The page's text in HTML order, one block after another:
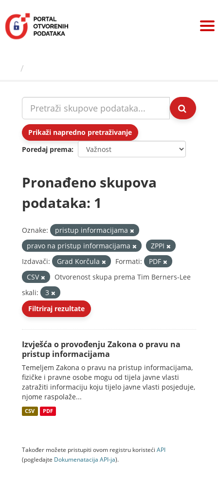
sadržaj
Prikaži napredno pretraživanje
Poredaj prema
Pronađeno skupova
podataka: 1
Oznake:
pristup informacijama
pravo na pristup informacijama
ZPPI
Izdavači:
Grad Korčula Formati:
PDF
CSV
Otvorenost skupa prema Tim Berners-Lee
skali:
3
Filtriraj rezultate
Izvješća o provođenju Zakona o pravu na
pristup informacijama
Temeljem Zakona o pravu na pristup informacijama,
fizičke i pravne osobe mogu od tijela javne vlasti
zatražiti informaciju koju tijelo javne vlasti posjeduje,
njome raspolaže...
CSV PDF
Također možete pristupiti ovom registru koristeći API
(pogledajte Dokumenаtаcijа API-jа).